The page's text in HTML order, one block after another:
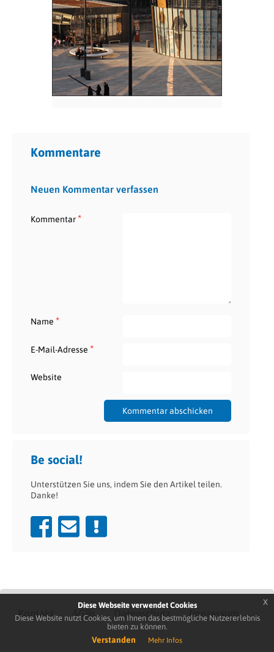
Kommentare
Neuen Kommentar verfassen
Kommentar*
Name *
E-Mail-Adresse *
Website
Be social!
Unterstützen Sie uns, indem Sie den Artikel teilen.
Danke!
Kontakt AGBs Datenschutz Impressum
Diese Webseite verwendet Cookies
Diese Website nutzt Cookies, um Ihnen das bestmögliche Nutzererlebnis
bieten zu können.
Verstanden Mehr Infos
x